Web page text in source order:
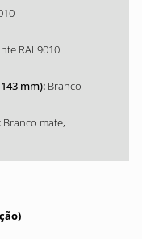
RAL9010
Branco
Branco mate,